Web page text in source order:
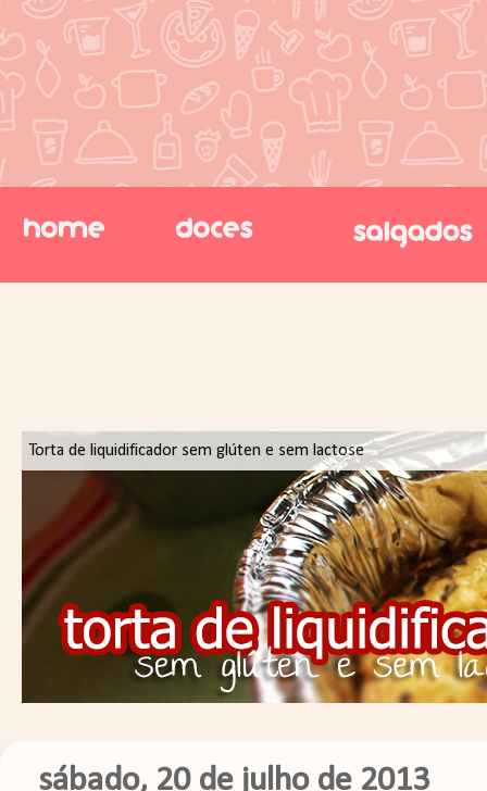
Torta de liquidificador sem glúten e sem lactose
sábado, 20 de julho de 2013